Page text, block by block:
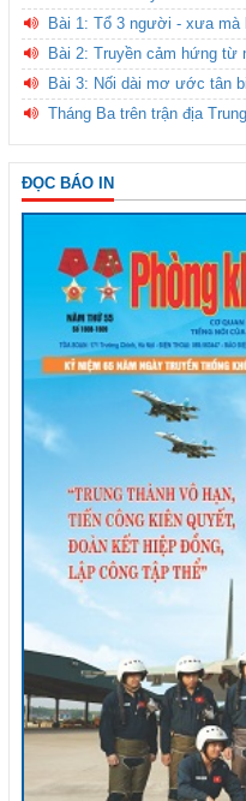
Bài 1: Tổ 3 người - xưa mà
Bài 2: Truyền cảm hứng từ
Bài 3: Nối dài mơ ước tân
Tháng Ba trên trận địa
ĐỌC BÁO IN